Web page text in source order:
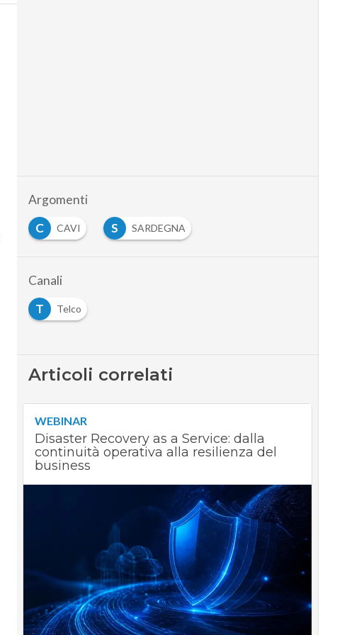
Argomenti
C
CAVI S SARDEGNA
Canali
T
Telco
Articoli correlati
WEBINAR
Disaster Recovery as a Service: dalla
continuità operativa alla resilienza del
business